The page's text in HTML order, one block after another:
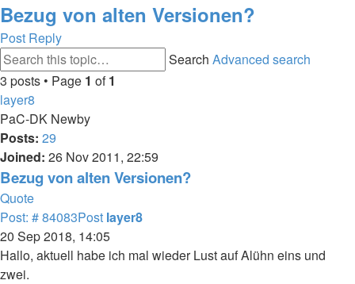
Bezug von alten Versionen?
Post Reply
Search Advanced search
3 posts • Page 1 of1
layer8
PaC-DK Newby
Posts: 29
Joined: 26 Nov 2011, 22:59
Bezug von alten Versionen?
Quote
Post: # 84083Post layer8
20 Sep 2018, 14:05
Hallo, aktuell habe ich mal wieder Lust auf Alühn eins und
zwei.